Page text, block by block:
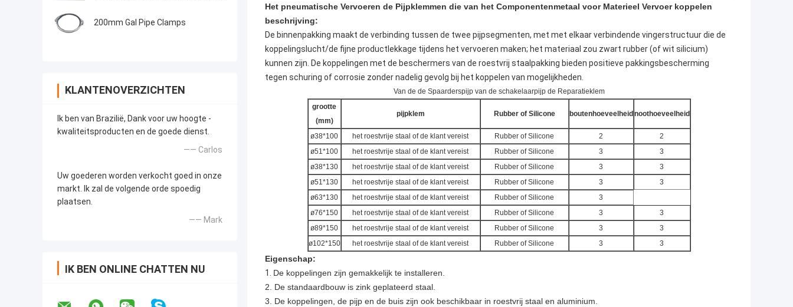
200mm Gal Pipe Clamps
KLANTENOVERZICHTEN
Ik ben van Brazilië, Dank voor uw hoogte -
kwaliteitsproducten en de goede dienst.
—— Carlos
Uw goederen worden verkocht goed in onze
markt. Ik zal de volgende orde spoedig
plaatsen.
—— Mark
IK BEN ONLINE CHATTEN NU
Het pneumatische Vervoeren de Pijpklemmen die van het Componentenmetaal voor Materieel Vervoer koppelen
beschrijving:
De binnenpakking maakt de verbinding tussen de twee pijpsegmenten, met met elkaar verbindende vingerstructuur die de
koppelingslucht/de fijne productlekkage tijdens het vervoeren maken; het materiaal zou zwart rubber (of wit silicium)
kunnen zijn. De koppelingen met de beschermers van de roestvrij staalpakking bieden positieve pakkingsbescherming
tegen schuring of corrosie zonder nadelig gevolg bij het koppelen van mogelijkheden.
Van de de Spaarderspijp van de schakelaarpijp de Reparatieklem
grootte
(mm)
pijpklem Rubber of Silicone boutenhoeveelheid noothoeveelheid
ø38*100 het roestvrije staal of de klant vereist Rubber of Silicone 2
2
ø51*100
het roestvrije staal of de klant vereist Rubber of Silicone 3
3
ø38*130
het roestvrije staal of de klant vereist Rubber of Silicone 3
3
ø51*130
het roestvrije staal of de klant vereist Rubber of Silicone 3
3
ø63*130
het roestvrije staal of de klant vereist Rubber of Silicone
3
ø76*150
het roestvrije staal of de klant vereist Rubber of Silicone 3
3
ø89*150
het roestvrije staal of de klant vereist Rubber of Silicone 3
3
ø102*150
het roestvrije staal of de klant vereist Rubber of Silicone 3 3
Eigenschap:
1. De koppelingen zijn gemakkelijk te installeren.
2. De standaardbouw is zink geplateerd staal.
3. De koppelingen, de pijp en de buis zijn ook beschikbaar in roestvrij staal en aluminium.